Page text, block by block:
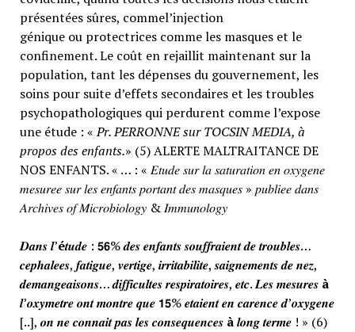
présentées sûres, commel’injection
génique ou protectrices comme les masques et le
confinement. Le coût en rejaillit maintenant sur la
population, tant les dépenses du gouvernement, les
soins pour suite d’effets secondaires et les troubles
psychopathologiques qui perdurent comme l’expose
une étude : «Pr. PERRONNE sur TOCSIN MEDIA, à
propos des enfants.» (5) ALERTE MALTRAITANCE DE
NOS ENFANTS. « … : « 𝐸𝑡𝑢𝑑𝑒 𝑠𝑢𝑟 𝑙𝑎 𝑠𝑎𝑡𝑢𝑟𝑎𝑡𝑖𝑜𝑛 𝑒𝑛 𝑜𝑥𝑦𝑔𝑒𝑛𝑒
𝑚𝑒𝑠𝑢𝑟𝑒𝑒 𝑠𝑢𝑟 𝑙𝑒𝑠 𝑒𝑛𝑓𝑎𝑛𝑡𝑠 𝑝𝑜𝑟𝑡𝑎𝑛𝑡 𝑑𝑒𝑠 𝑚𝑎𝑠𝑞𝑢𝑒𝑠 » 𝑝𝑢𝑏𝑙𝑖𝑒𝑒 𝑑𝑎𝑛𝑠
𝐴𝑟𝑐ℎ𝑖𝑣𝑒𝑠 𝑜𝑓 𝑀𝑖𝑐𝑟𝑜𝑏𝑖𝑜𝑙𝑜𝑔𝑦 & 𝐼𝑚𝑚𝑢𝑛𝑜𝑙𝑜𝑔𝑦
𝑫𝒂𝒏𝒔 𝒍’é𝒕𝒖𝒅𝒆 : 𝟱𝟲% 𝒅𝒆𝒔 𝒆𝒏𝒇𝒂𝒏𝒕𝒔 𝒔𝒐𝒖𝒇𝒇𝒓𝒂𝒊𝒆𝒏𝒕 𝒅𝒆 𝒕𝒓𝒐𝒖𝒃𝒍𝒆𝒔…
𝒄𝒆𝒑𝒉𝒂𝒍𝒆𝒆𝒔, 𝒇𝒂𝒕𝒊𝒈𝒖𝒆, 𝒗𝒆𝒓𝒕𝒊𝒈𝒆, 𝒊𝒓𝒓𝒊𝒕𝒂𝒃𝒊𝒍𝒊𝒕𝒆, 𝒔𝒂𝒊𝒈𝒏𝒆𝒎𝒆𝒏𝒕𝒔 𝒅𝒆 𝒏𝒆𝒛,
𝒅𝒆𝒎𝒂𝒏𝒈𝒆𝒂𝒊𝒔𝒐𝒏𝒔… 𝒅𝒊𝒇𝒇𝒊𝒄𝒖𝒍𝒕𝒆𝒔 𝒓𝒆𝒔𝒑𝒊𝒓𝒂𝒕𝒐𝒊𝒓𝒆𝒔, 𝒆𝒕𝒄. 𝑳𝒆𝒔 𝒎𝒆𝒔𝒖𝒓𝒆𝒔 à
𝒍’𝒐𝒙𝒚𝒎𝒆𝒕𝒓𝒆 𝒐𝒏𝒕 𝒎𝒐𝒏𝒕𝒓𝒆 𝒒𝒖𝒆 𝟭𝟱% 𝒆𝒕𝒂𝒊𝒆𝒏𝒕 𝒆𝒏 𝒄𝒂𝒓𝒆𝒏𝒄𝒆 𝒅’𝒐𝒙𝒚𝒈𝒆𝒏𝒆
[..], 𝒐𝒏 𝒏𝒆 𝒄𝒐𝒏𝒏𝒂𝒊𝒕 𝒑𝒂𝒔 𝒍𝒆𝒔 𝒄𝒐𝒏𝒔𝒆𝒒𝒖𝒆𝒏𝒄𝒆𝒔 à𝒍𝒐𝒏𝒈 𝒕𝒆𝒓𝒎𝒆 ! » (6)